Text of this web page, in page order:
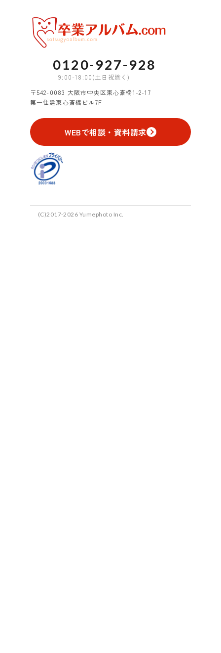
0120-927-928
9:00-18:00(土日祝除く)
〒542-0083 大阪市中央区東心斎橋1-2-17
第一住建東心斎橋ビル7F
WEBで相談・資料請求
(C)2017-2026 Yumephoto Inc.